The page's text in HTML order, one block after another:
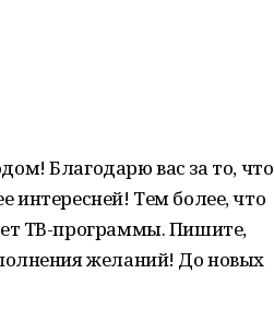
Благодарю вас за то, что
интересней! Тем более, что
ТВ-программы. Пишите,
желаний! До новых